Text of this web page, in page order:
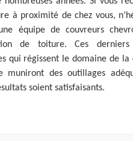
à proximité de chez vous,
équipe de couvreurs
de toiture. Ces derniers
qui régissent le domaine de la
muniront des outillages
soient satisfaisants.